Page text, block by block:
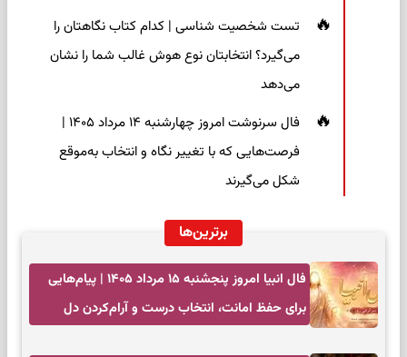
تست شخصیت شناسی | کدام کتاب نگاهتان را
می‌گیرد؟ انتخابتان نوع هوش غالب شما را نشان
می‌دهد
فال سرنوشت امروز چهارشنبه ۱۴ مرداد ۱۴۰۵ |
فرصت‌هایی که با تغییر نگاه و انتخاب به‌موقع
شکل می‌گیرند
برترین‌ها
فال انبیا امروز پنجشنبه ۱۵ مرداد ۱۴۰۵ | پیام‌هایی
برای حفظ امانت، انتخاب درست و آرام‌کردن دل